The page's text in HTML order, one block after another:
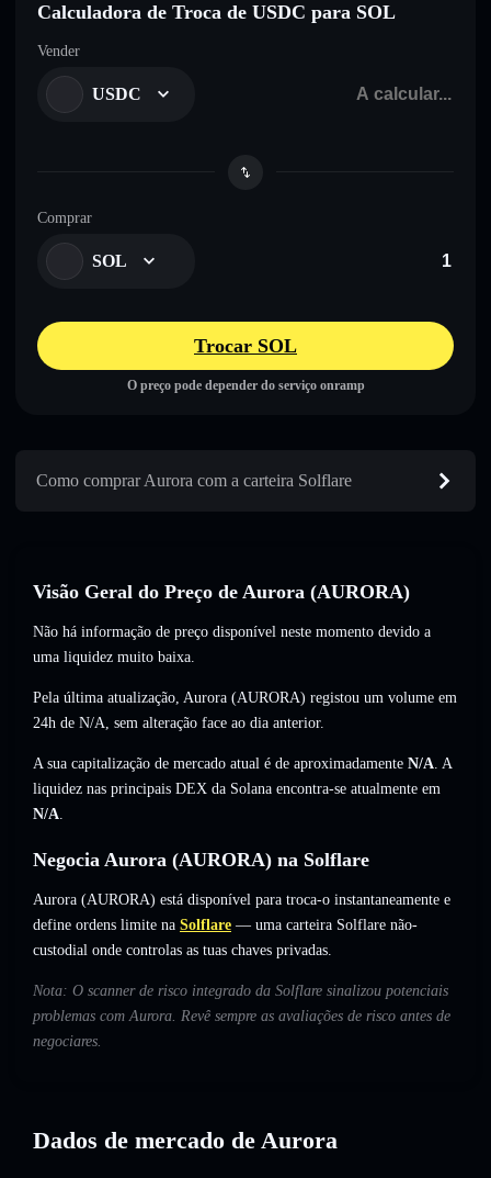
Calculadora de Troca de USDC para SOL
Vender
USDC
Comprar
SOL
Trocar SOL
O preço pode depender do serviço onramp
Como comprar Aurora com a carteira Solflare
Visão Geral do Preço de Aurora (AURORA)
Não há informação de preço disponível neste momento devido a
uma liquidez muito baixa.
Pela última atualização, Aurora (AURORA) registou um volume em
24h de N/A, sem alteração face ao dia anterior.
A sua capitalização de mercado atual é de aproximadamente N/A. A
liquidez nas principais DEX da Solana encontra-se atualmente em
N/A.
Negocia Aurora (AURORA) na Solflare
Aurora (AURORA) está disponível para troca-o instantaneamente e
define ordens limite na Solflare — uma carteira Solflare não-
custodial onde controlas as tuas chaves privadas.
Nota: O scanner de risco integrado da Solflare sinalizou potenciais
problemas com Aurora. Revê sempre as avaliações de risco antes de
negociares.
Dados de mercado de Aurora